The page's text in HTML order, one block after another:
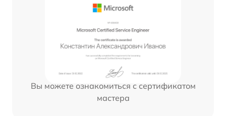
Вы можете ознакомиться с сертификатом
мастера